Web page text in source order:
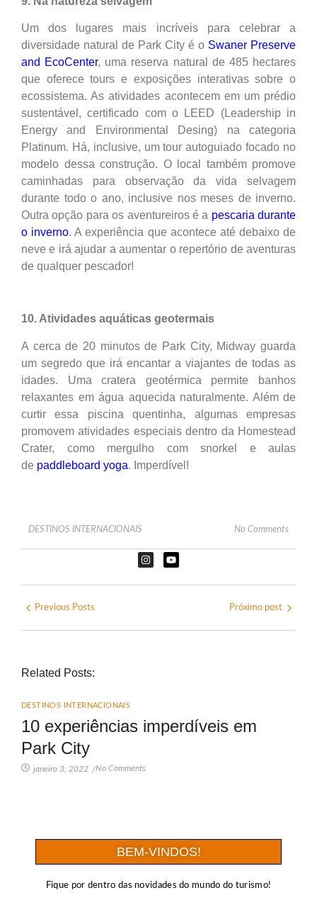
Um dos lugares mais incríveis para celebrar a
diversidade natural de Park City é o Swaner Preserve
and EcoCenter, uma reserva natural de 485 hectares
que oferece tours e exposições interativas sobre o
ecossistema. As atividades acontecem em um prédio
sustentável, certificado com o LEED (Leadership in
Energy and Environmental Desing) na categoria
Platinum. Há, inclusive, um tour autoguiado focado no
modelo dessa construção. O local também promove
caminhadas para observação da vida selvagem
durante todo o ano, inclusive nos meses de inverno.
Outra opção para os aventureiros é a pescaria durante
o inverno. A experiência que acontece até debaixo de
neve e irá ajudar a aumentar o repertório de aventuras
de qualquer pescador!
10. Atividades aquáticas geotermais
A cerca de 20 minutos de Park City, Midway guarda
um segredo que irá encantar a viajantes de todas as
idades. Uma cratera geotérmica permite banhos
relaxantes em água aquecida naturalmente. Além de
curtir essa piscina quentinha, algumas empresas
promovem atividades especiais dentro da Homestead
Crater, como mergulho com snorkel e aulas
de paddleboard yoga. Imperdível!
DESTINOS INTERNACIONAIS No Comments
Previous Posts Próximo post
Related Posts:
DESTINOS INTERNACIONAIS
10 experiências imperdíveis em
Park City
janeiro 3, 2022 /No Comments
BEM-VINDOS!
Fique por dentro das novidades do mundo do turismo!